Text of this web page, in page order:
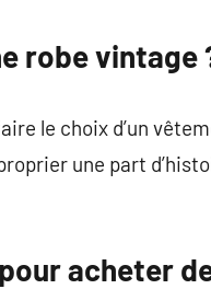
robe vintage
le choix d’un
une part
acheter